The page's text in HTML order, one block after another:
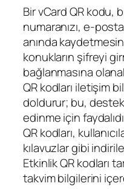
Bir vCard QR kodu,
numaranızı, e-
anında
konukların şifreyi
bağlanmasına
QR kodları iletişim
doldurur; bu,
edinme için
QR kodları,
kılavuzlar gibi
Etkinlik QR kodları
takvim bilgilerini